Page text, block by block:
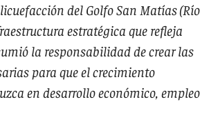
del Golfo San Matías (Río
estratégica que refleja
la responsabilidad de crear las
para que el crecimiento
en desarrollo económico, empleo